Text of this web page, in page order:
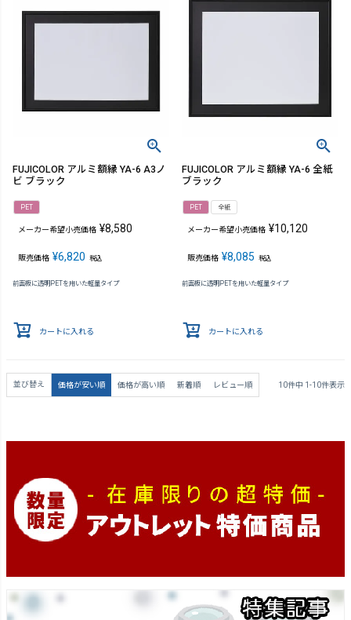
FUJICOLOR アルミ額縁 YA-6 A3ノ
ビ ブラック
PET
メーカー希望小売価格 ¥8,580
販売価格 ¥6,820 税込
前面板に透明PETを用いた軽量タイプ
カートに入れる
FUJICOLOR アルミ額縁 YA-6 全紙
ブラック
PET 全紙
メーカー希望小売価格 ¥10,120
販売価格 ¥8,085 税込
前面板に透明PETを用いた軽量タイプ
カートに入れる
並び替え 価格が安い順 価格が高い順 新着順 レビュー順 10件中 1 -10件表示